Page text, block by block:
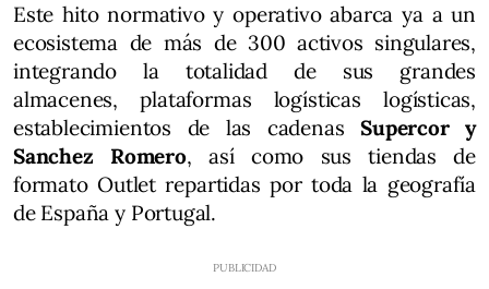
Este hito normativo y operativo abarca ya a un
ecosistema de más de 300 activos singulares,
integrando la totalidad de sus grandes
almacenes, plataformas logísticas logísticas,
establecimientos de las cadenasSupercor y
Sanchez Romero, así como sus tiendas de
formato Outlet repartidas por toda la geografía
de España y Portugal.